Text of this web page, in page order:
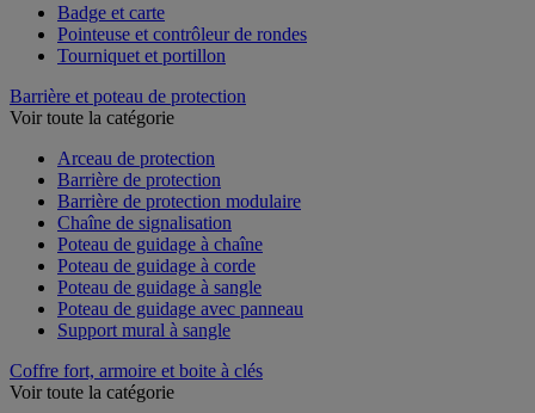
Badge et carte
Pointeuse et contrôleur de rondes
Tourniquet et portillon
Barrière et poteau de protection
Voir toute la catégorie
Arceau de protection
Barrière de protection
Barrière de protection modulaire
Chaîne de signalisation
Poteau de guidage à chaîne
Poteau de guidage à corde
Poteau de guidage à sangle
Poteau de guidage avec panneau
Support mural à sangle
Coffre fort, armoire et boite à clés
Voir toute la catégorie